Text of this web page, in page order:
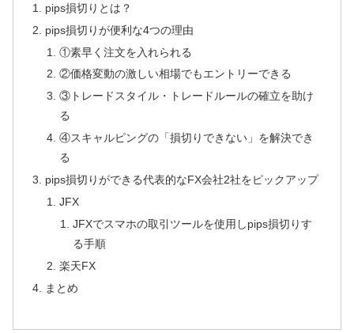
pips損切りとは？
pips損切りが便利な4つの理由
①素早く注文を入れられる
②価格変動の激しい相場でもエントリーできる
③トレードスタイル・トレードルールの確立を助け
る
④スキャルピングの「損切りできない」を解決でき
る
pips損切りができる代表的なFX会社2社をピックアップ
JFX
JFXでスマホの取引ツールを使用しpips損切りす
る手順
楽天FX
まとめ